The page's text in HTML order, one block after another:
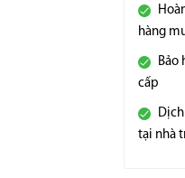
hàng
Bảo
cấp
tại nhà